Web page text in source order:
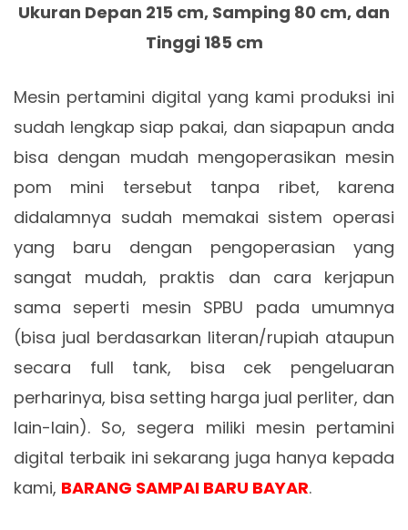
Ukuran Depan 215 cm, Samping 80 cm, dan
Tinggi 185 cm
Mesin pertamini digital yang kami produksi ini
sudah lengkap siap pakai, dan siapapun anda
bisa dengan mudah mengoperasikan mesin
pom mini tersebut tanpa ribet, karena
didalamnya sudah memakai sistem operasi
yang baru dengan pengoperasian yang
sangat mudah, praktis dan cara kerjapun
sama seperti mesin SPBU pada umumnya
(bisa jual berdasarkan literan/rupiah ataupun
secara full tank, bisa cek pengeluaran
perharinya, bisa setting harga jual perliter, dan
lain-lain). So, segera miliki mesin pertamini
digital terbaik ini sekarang juga hanya kepada
kami, BARANG SAMPAI BARU BAYAR.